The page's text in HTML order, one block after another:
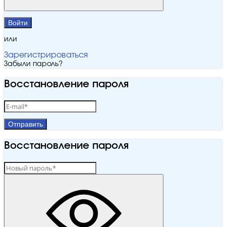
Войти
или
Зарегистрироваться
Забыли пароль?
Восстановление пароля
Отправить
Восстановление пароля